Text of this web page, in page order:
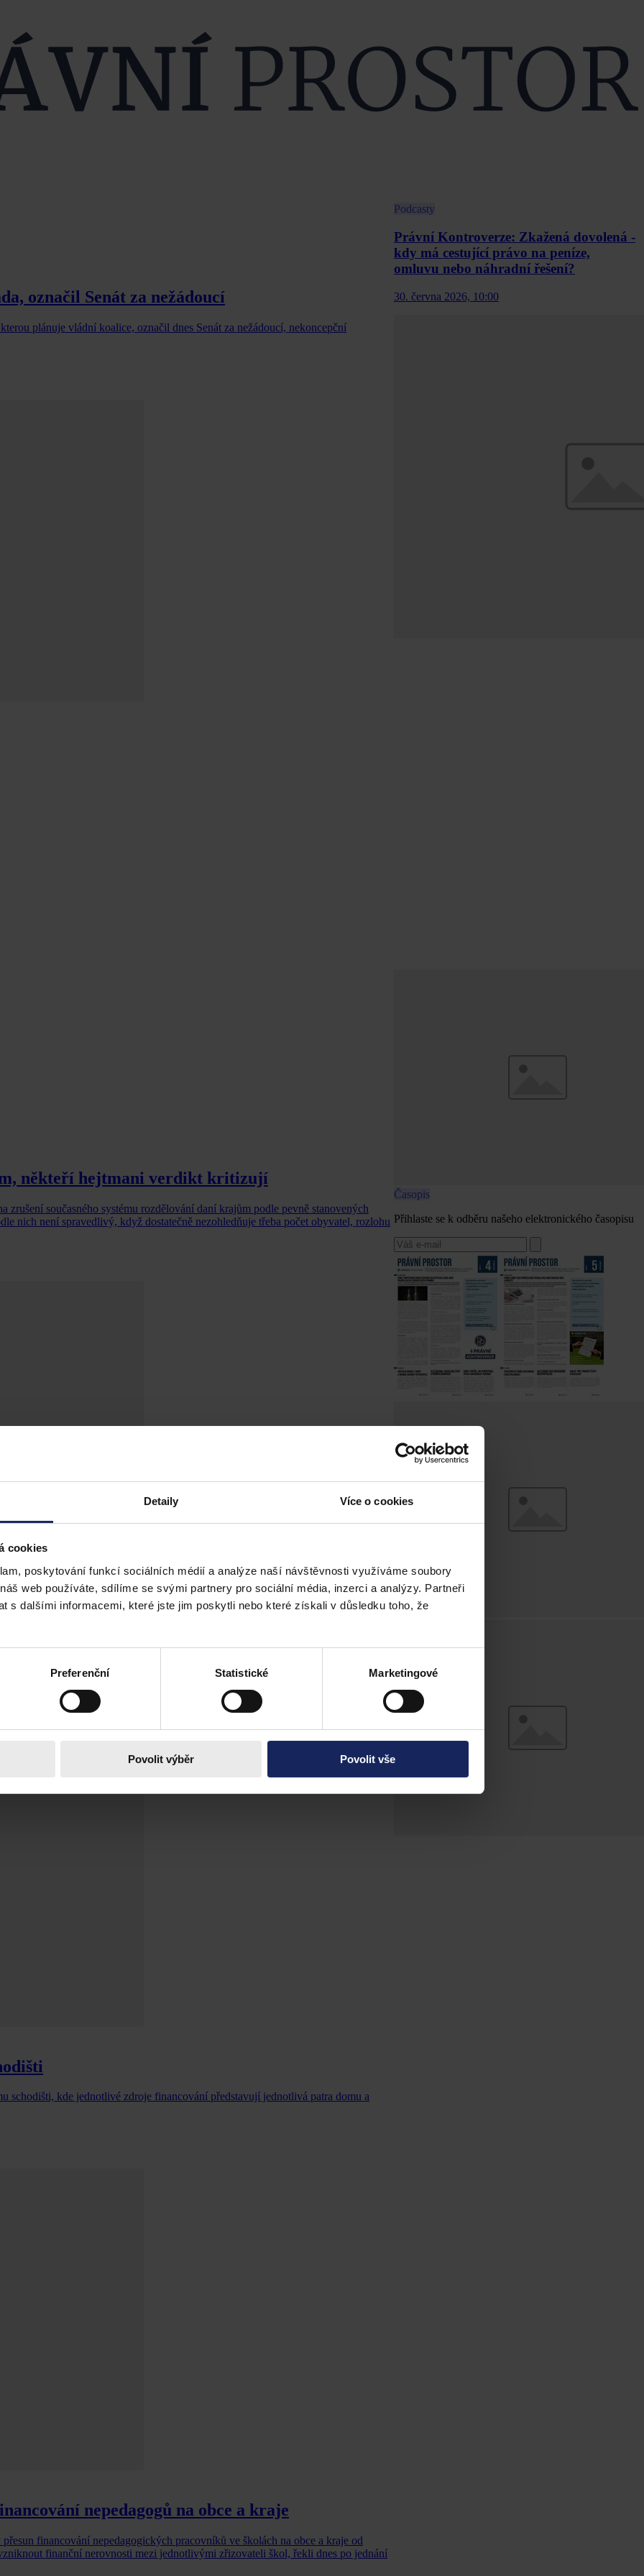
Detaily Více o cookies
cookies
poskytování funkcí sociálních médií a analýze naší návštěvnosti využíváme soubory
web používáte, sdílíme se svými partnery pro sociální média, inzerci a analýzy. Partneři
s dalšími informacemi, které jste jim poskytli nebo které získali v důsledku toho, že
Preferenční Statistické Marketingové
Povolit výběr Povolit vše
označil Senát za nežádoucí
plánuje vládní koalice, označil dnes Senát za nežádoucí, nekoncepční
někteří hejtmani verdikt kritizují
současného systému rozdělování daní krajům podle pevně stanovených
nich není spravedlivý, když dostatečně nezohledňuje třeba počet obyvatel, rozlohu
podíl krajů na vybraných daních
návrh zastupitelstva Pardubického kraje, které navrhuje zvýšit podíl krajů na
by tato novinka znamenala od příštího roku trvalý výpadek příjmů v objemu 10,1
kde jednotlivé zdroje financování představují jednotlivá patra domu a
nepedagogů na obce a kraje
financování nepedagogických pracovníků ve školách na obce a kraje od
finanční nerovnosti mezi jednotlivými zřizovateli škol, řekli dnes po jednání
Podcasty
Právní Kontroverze: Zkažená dovolená -
kdy má cestující právo na peníze,
omluvu nebo náhradní řešení?
30. června 2026, 10:00
Časopis
Přihlaste se k odběru našeho elektronického časopisu